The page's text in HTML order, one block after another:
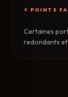
Certaines
redondants